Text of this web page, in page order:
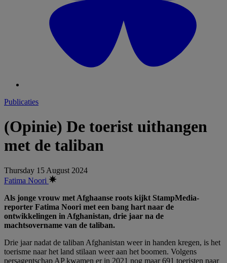
Publicaties
(Opinie) De toerist uithangen
met de taliban
Thursday 15 August 2024
Fatima Noori
Als jonge vrouw met Afghaanse roots kijkt StampMedia-
reporter Fatima Noori met een bang hart naar de
ontwikkelingen in Afghanistan, drie jaar na de
machtsovername van de taliban.
Drie jaar nadat de taliban Afghanistan weer in handen kregen, is het
toerisme naar het land stilaan weer aan het boomen. Volgens
persagentschap AP kwamen er in 2021 nog maar 691 toeristen naar